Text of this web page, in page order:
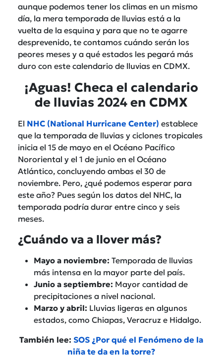
aunque podemos tener los climas en un mismo
día, la mera temporada de lluvias está a la
vuelta de la esquina y para que no te agarre
desprevenido, te contamos cuándo serán los
peores meses y a qué estados les pegará más
duro con este calendario de lluvias en CDMX.
¡Aguas! Checa el calendario
de lluvias 2024 en CDMX
El NHC (National Hurricane Center) establece
que la temporada de lluvias y ciclones tropicales
inicia el 15 de mayo en el Océano Pacífico
Nororiental y el 1 de junio en el Océano
Atlántico, concluyendo ambas el 30 de
noviembre. Pero, ¿qué podemos esperar para
este año? Pues según los datos del NHC, la
temporada podría durar entre cinco y seis
meses.
¿Cuándo va a llover más?
Mayo a noviembre: Temporada de lluvias
más intensa en la mayor parte del país.
Junio a septiembre: Mayor cantidad de
precipitaciones a nivel nacional.
Marzo y abril: Lluvias ligeras en algunos
estados, como Chiapas, Veracruz e Hidalgo.
También lee: SOS ¿Por qué el Fenómeno de la
niña te da en la torre?